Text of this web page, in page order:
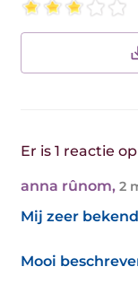
Er is 1 reactie
anna rûnom, 2
Mij zeer
Mooi